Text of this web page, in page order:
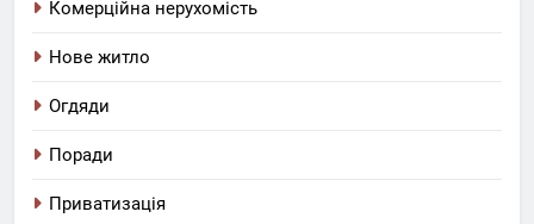
Комерційна нерухомість
Нове житло
Огдяди
Поради
Приватизація